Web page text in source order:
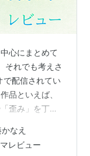
心にまとめて
それでも考えさ
配信されてい
品といえば、
歪み」を丁寧
原作は未読。
た。 「人間標
なえ
マレビュー